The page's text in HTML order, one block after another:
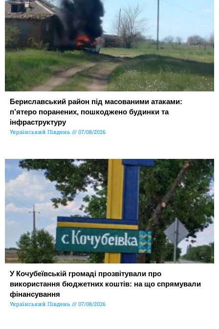
Бериславський район під масованими атаками:
п’ятеро поранених, пошкоджено будинки та
інфраструктуру
Український Південь 07/08/2026
У Кочубеївській громаді прозвітували про
використання бюджетних коштів: на що спрямували
фінансування
Український Південь 07/08/2026